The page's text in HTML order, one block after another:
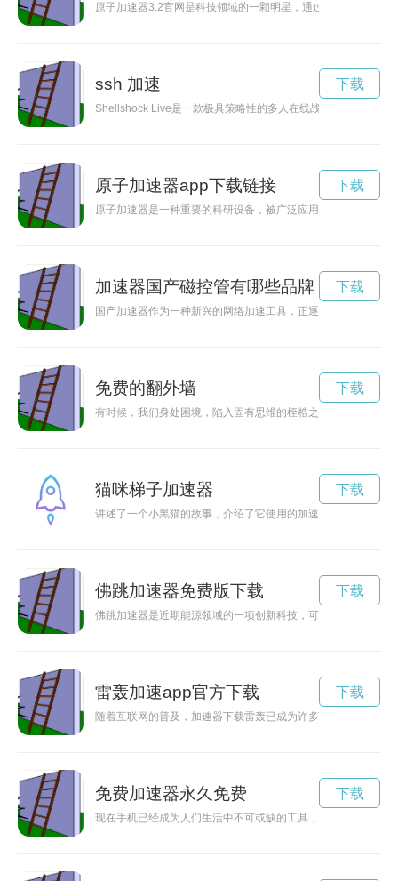
原子加速器3.2官网是科技领域的一颗明星，通过它我们可以深
ssh 加速
Shellshock Live是一款极具策略性的多人在线战斗游戏，而加
下载
原子加速器app下载链接
原子加速器是一种重要的科研设备，被广泛应用于粒子物理等
下载
加速器国产磁控管有哪些品牌
国产加速器作为一种新兴的网络加速工具，正逐渐受到用户的
下载
免费的翻外墙
有时候，我们身处困境，陷入固有思维的桎梏之中，看不到希
下载
猫咪梯子加速器
讲述了一个小黑猫的故事，介绍了它使用的加速器的名字。
下载
佛跳加速器免费版下载
佛跳加速器是近期能源领域的一项创新科技，可以帮助汽车提
下载
雷轰加速app官方下载
随着互联网的普及，加速器下载雷轰已成为许多用户提升下载
下载
免费加速器永久免费
现在手机已经成为人们生活中不可或缺的工具，但网速慢却是
下载